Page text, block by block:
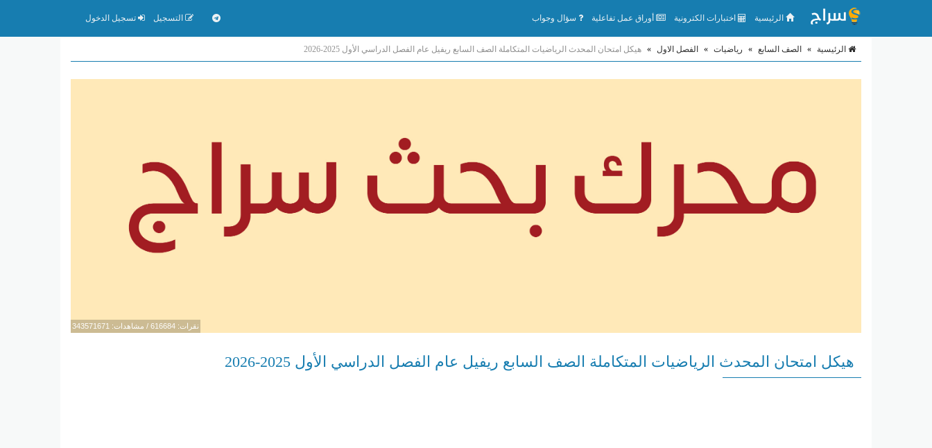
الرئيسية اختبارات الكترونية أوراق عمل تفاعلية سؤال وجواب التسجيل تسجيل الدخول
الرئيسية » الصف السابع » رياضيات » الفصل الاول » هيكل امتحان المحدث الرياضيات المتكاملة الصف السابع ريفيل عام الفصل الدراسي الأول 2025-2026
نقرات: 616684 / مشاهدات: 343571671
هيكل امتحان المحدث الرياضيات المتكاملة الصف السابع ريفيل عام الفصل الدراسي الأول 2025-2026